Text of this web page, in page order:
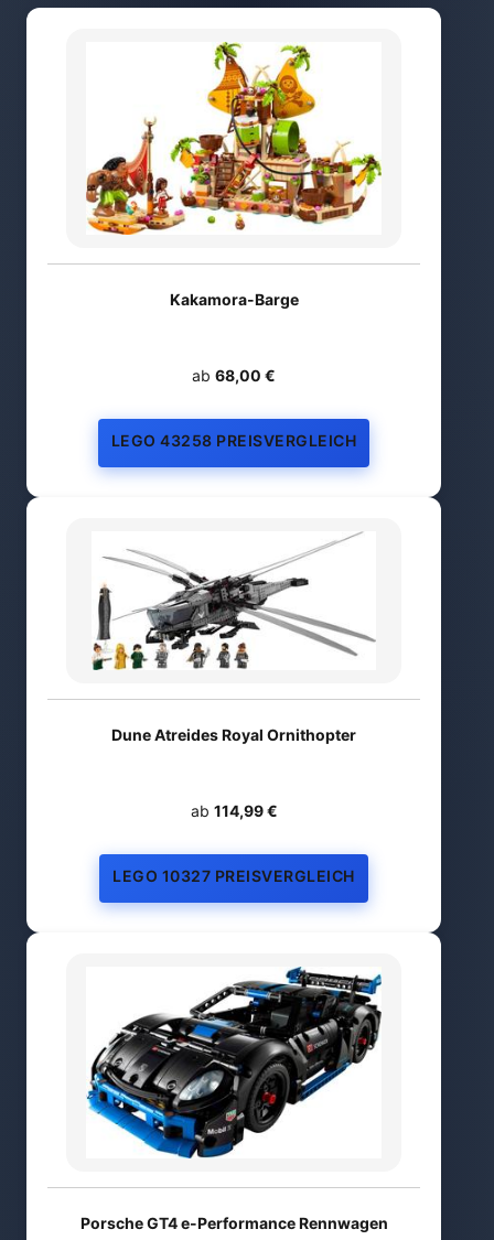
Kakamora-Barge
ab 68,00 €
LEGO 43258 PREISVERGLEICH
Dune Atreides Royal Ornithopter
ab 114,99 €
LEGO 10327 PREISVERGLEICH
Porsche GT4 e-Performance Rennwagen